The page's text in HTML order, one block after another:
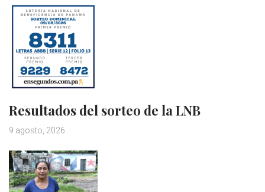
Resultados del sorteo de la LNB
9 agosto, 2026